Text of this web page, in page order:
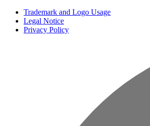
Trademark and Logo Usage
Legal Notice
Privacy Policy